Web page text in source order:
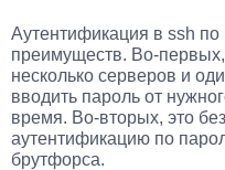
Аутентификация в ssh по
преимуществ. Во-
несколько серверов и
вводить пароль от
время. Во-вторых, это
аутентификацию по
брутфорса.